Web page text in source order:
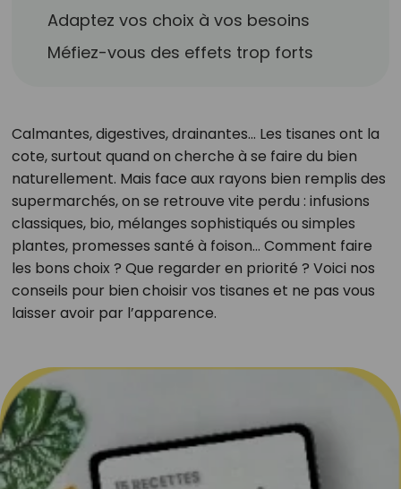
Adaptez vos choix à vos besoins
Méfiez-vous des effets trop forts
Calmantes, digestives, drainantes… Les tisanes ont la
cote, surtout quand on cherche à se faire du bien
naturellement. Mais face aux rayons bien remplis des
supermarchés, on se retrouve vite perdu : infusions
classiques, bio, mélanges sophistiqués ou simples
plantes, promesses santé à foison… Comment faire
les bons choix ? Que regarder en priorité ? Voici nos
conseils pour bien choisir vos tisanes et ne pas vous
laisser avoir par l’apparence.